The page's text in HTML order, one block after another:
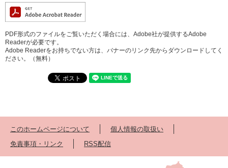
PDF形式のファイルをご覧いただく場合には、Adobe社が提供するAdobe
Readerが必要です。
Adobe Readerをお持ちでない方は、バナーのリンク先からダウンロードしてく
ださい。（無料）
このホームページについて
個人情報の取扱い
免責事項・リンク
RSS配信